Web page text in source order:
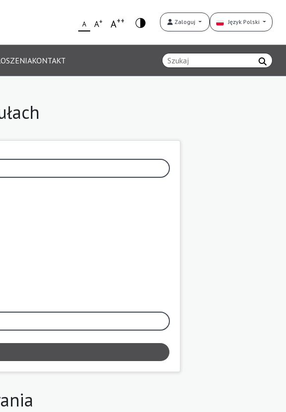
A A+ A++ Zaloguj Język Polski
KONTAKT